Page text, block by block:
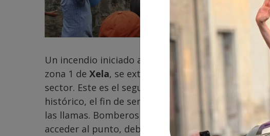
Un incendio iniciado al mediodía de este viernes,
zona 1 de Xela, se extendió amenazando otras
sector. Este es el segundo incendio en menos de
histórico, el fin de semana reciente, un
las llamas. Bomberos Voluntarios de la Quinta
acceder al punto, debido al tránsito, sin